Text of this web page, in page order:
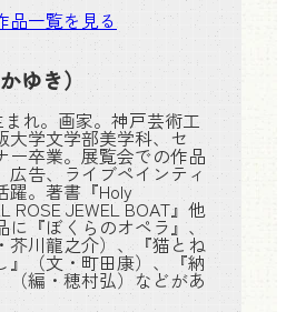
品一覧を見る
ゆき）
まれ。画家。神戸芸術工
大学文学部美学科、セ
ー卒業。展覧会での作品
広告、ライブペインティ
躍。著書『Holy
ROSE JEWEL BOAT』他
に『ぼくらのオペラ』、
芥川龍之介）、『猫とね
』（文・町田康）、『納
（編・穂村弘）などがあ